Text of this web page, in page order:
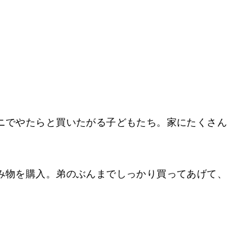
やたらと買いたがる子どもたち。家にたくさん
を購入。弟のぶんまでしっかり買ってあげて、